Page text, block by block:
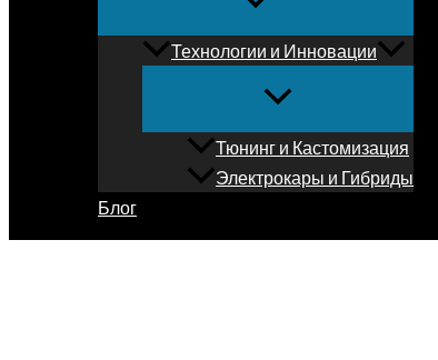
Технологии и Инновации
Тюнинг и Кастомизация
Электрокары и Гибриды
Блог